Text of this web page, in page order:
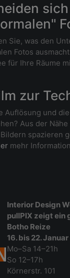
Sie, was den
Fotos
für Ihre Räume
zur
Auflösung und
Aus der
spazieren
mehr
Interior Design
pullPIX zeigt ein
Botho Reize
16. bis 22. Januar
Mo–Sa 14–21h
So 12–17h
Körnerstr. 101